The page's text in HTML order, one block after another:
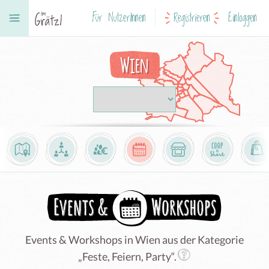
Für NutzerInnen Registrieren Einloggen
Wien
Events & Workshops in Wien aus der Kategorie
„Feste, Feiern, Party“.